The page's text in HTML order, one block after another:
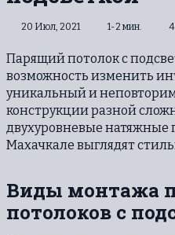
20 Июл, 2021 1-2 мин.
Парящий потолок с
возможность изменить
уникальный и
конструкции разной
двухуровневые натяжные
Махачкале выглядят
Виды монтажа
потолоков с